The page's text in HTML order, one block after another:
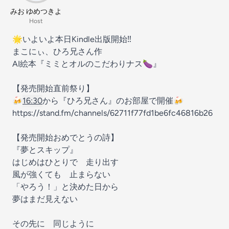
みお ゆめつきよ
Host
🌟いよいよ本日Kindle出版開始‼️
まこにぃ、ひろ兄さん作
AI絵本『ミミとオルのこだわりナス🍆』
【発売開始直前祭り】
🍻16:30から『ひろ兄さん』のお部屋で開催🍻
https://stand.fm/channels/62711f77fd1be6fc46816b26
【発売開始おめでとうの詩】
『夢とスキップ』
はじめはひとりで 走り出す
風が強くても 止まらない
「やろう！」と決めた日から
夢はまだ見えない
その先に 同じように